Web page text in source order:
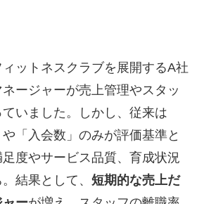
ットネスクラブを展開するA社
ージャーが売上管理やスタッ
いました。しかし、従来は
や「入会数」のみが評価基準と
度やサービス品質、育成状況
結果として、 短期的な売上だ